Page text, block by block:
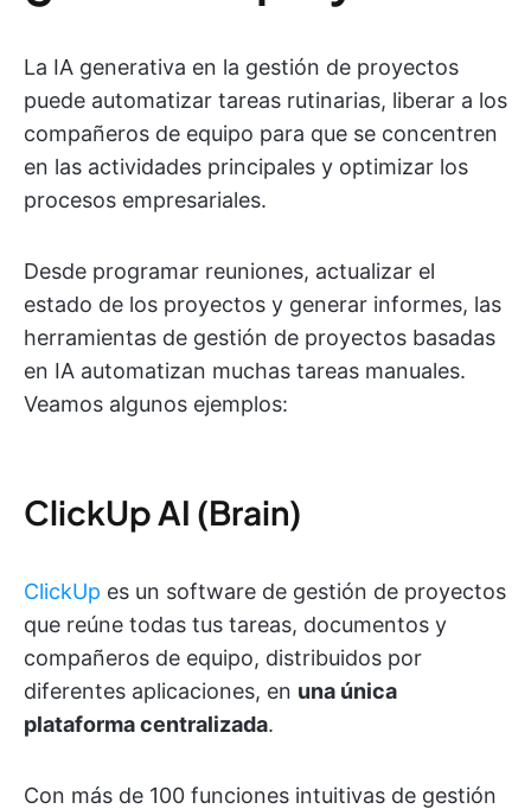
La IA generativa en la gestión de proyectos
puede automatizar tareas rutinarias, liberar a los
compañeros de equipo para que se concentren
en las actividades principales y optimizar los
procesos empresariales.
Desde programar reuniones, actualizar el
estado de los proyectos y generar informes, las
herramientas de gestión de proyectos basadas
en IA automatizan muchas tareas manuales.
Veamos algunos ejemplos:
ClickUp AI (Brain)
ClickUp es un software de gestión de proyectos
que reúne todas tus tareas, documentos y
compañeros de equipo, distribuidos por
diferentes aplicaciones, en una única
plataforma centralizada.
Con más de 100 funciones intuitivas de gestión